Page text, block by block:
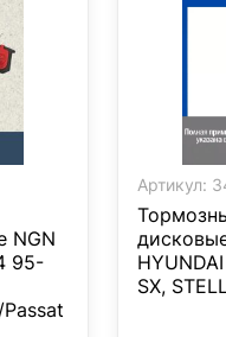
NGN
95-
Артикул:
SX,